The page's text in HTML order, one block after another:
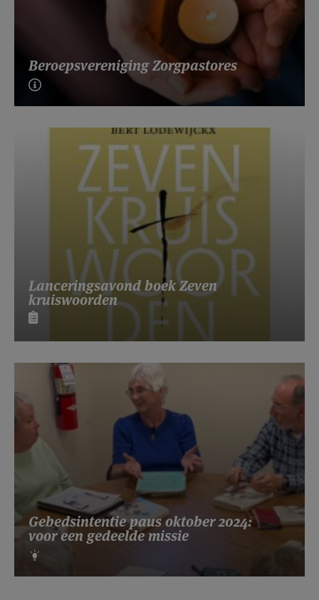
Beroepsvereniging Zorgpastores
Lanceringsavond boek Zeven
kruiswoorden
Gebedsintentie paus oktober 2024:
voor een gedeelde missie